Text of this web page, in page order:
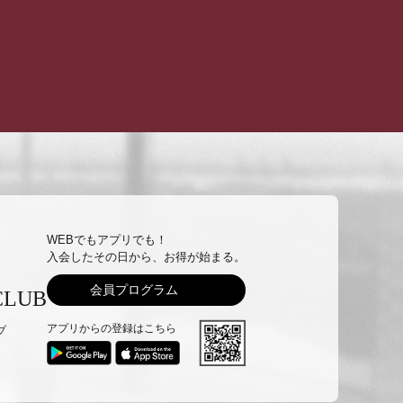
WEBでもアプリでも！
入会したその日から、お得が始まる。
会員プログラム
アプリからの登録はこちら